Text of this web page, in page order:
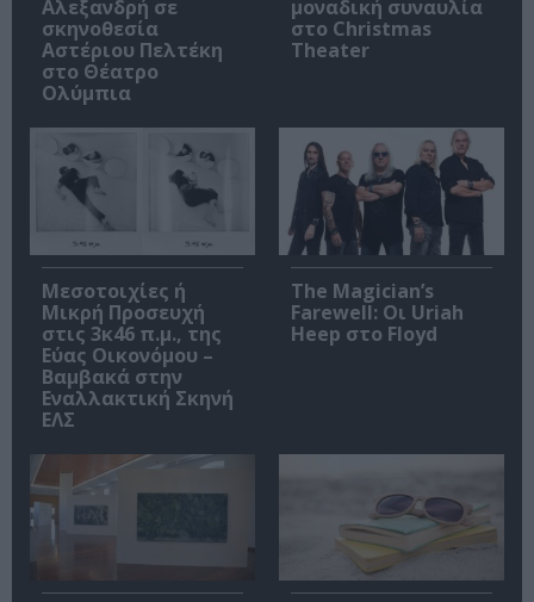
Αλεξανδρή σε
σκηνοθεσία
Αστέριου Πελτέκη
στο Θέατρο
Ολύμπια
μοναδική συναυλία
στο Christmas
Theater
Μεσοτοιχίες ή
Μικρή Προσευχή
στις 3κ46 π.μ., της
Εύας Οικονόμου –
Βαμβακά στην
Εναλλακτική Σκηνή
ΕΛΣ
The Magician’s
Farewell: Οι Uriah
Heep στο Floyd